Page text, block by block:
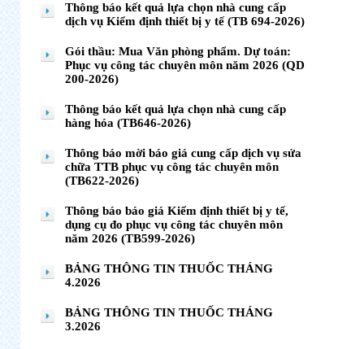
Thông báo kết quả lựa chọn nhà cung cấp
dịch vụ Kiểm định thiết bị y tế (TB 694-2026)
Gói thầu: Mua Văn phòng phẩm. Dự toán:
Phục vụ công tác chuyên môn năm 2026 (QD
200-2026)
Thông báo kết quả lựa chọn nhà cung cấp
hàng hóa (TB646-2026)
Thông báo mời báo giá cung cấp dịch vụ sửa
chữa TTB phục vụ công tác chuyên môn
(TB622-2026)
Thông báo báo giá Kiểm định thiết bị y tế,
dụng cụ đo phục vụ công tác chuyên môn
năm 2026 (TB599-2026)
BẢNG THÔNG TIN THUỐC THÁNG
4.2026
BẢNG THÔNG TIN THUỐC THÁNG
3.2026